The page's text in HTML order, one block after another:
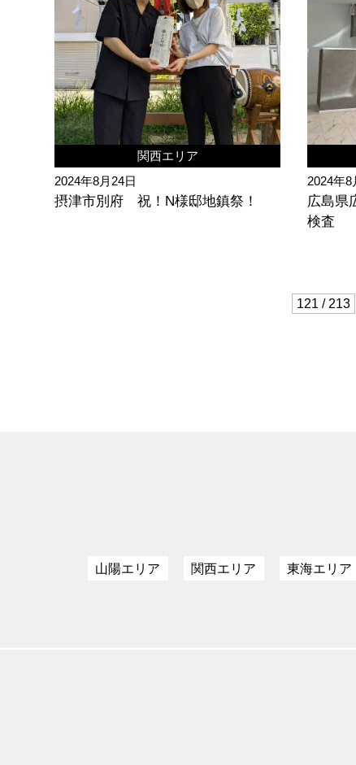
関西エリア
2024年8月24日
摂津市別府 祝！N様邸地鎮祭！
2024年8
広島
検査
121 / 213
山陽エリア 関西エリア 東海エリア